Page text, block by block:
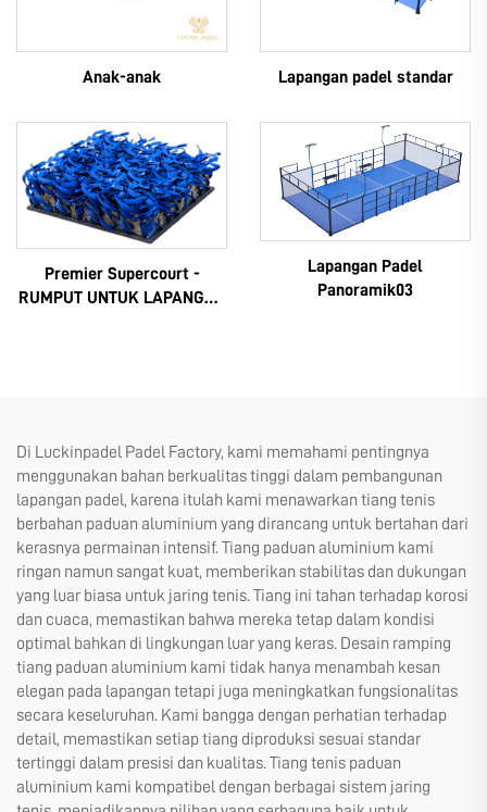
Anak-anak Lapangan padel standar
Premier Supercourt -
RUMPUT UNTUK LAPANGAN
Lapangan Padel
Panoramik03
Di Luckinpadel Padel Factory, kami memahami pentingnya
menggunakan bahan berkualitas tinggi dalam pembangunan
lapangan padel, karena itulah kami menawarkan tiang tenis
berbahan paduan aluminium yang dirancang untuk bertahan dari
kerasnya permainan intensif. Tiang paduan aluminium kami
ringan namun sangat kuat, memberikan stabilitas dan dukungan
yang luar biasa untuk jaring tenis. Tiang ini tahan terhadap korosi
dan cuaca, memastikan bahwa mereka tetap dalam kondisi
optimal bahkan di lingkungan luar yang keras. Desain ramping
tiang paduan aluminium kami tidak hanya menambah kesan
elegan pada lapangan tetapi juga meningkatkan fungsionalitas
secara keseluruhan. Kami bangga dengan perhatian terhadap
detail, memastikan setiap tiang diproduksi sesuai standar
tertinggi dalam presisi dan kualitas. Tiang tenis paduan
aluminium kami kompatibel dengan berbagai sistem jaring